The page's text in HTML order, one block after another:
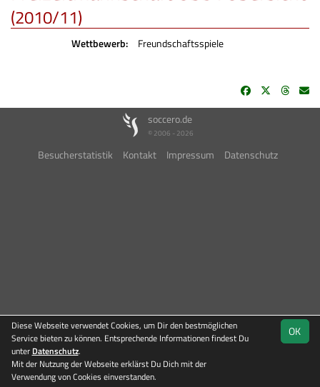
Team
(2010/11)
Wettbewerb: Freundschaftsspiele
soccero.de
© 2006 - 2026
Besucherstatistik Kontakt Impressum Datenschutz
OK
Diese Webseite verwendet Cookies, um Dir den bestmöglichen
Service bieten zu können. Entsprechende Informationen findest Du
unter Datenschutz.
Mit der Nutzung der Webseite erklärst Du Dich mit der
Verwendung von Cookies einverstanden.